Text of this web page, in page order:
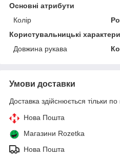
Основні атрибути
Колір
Користувальницькі
Довжина рукава
Умови доставки
Доставка здійснюється тільки по
Нова Пошта
Магазини Rozetka
Нова Пошта